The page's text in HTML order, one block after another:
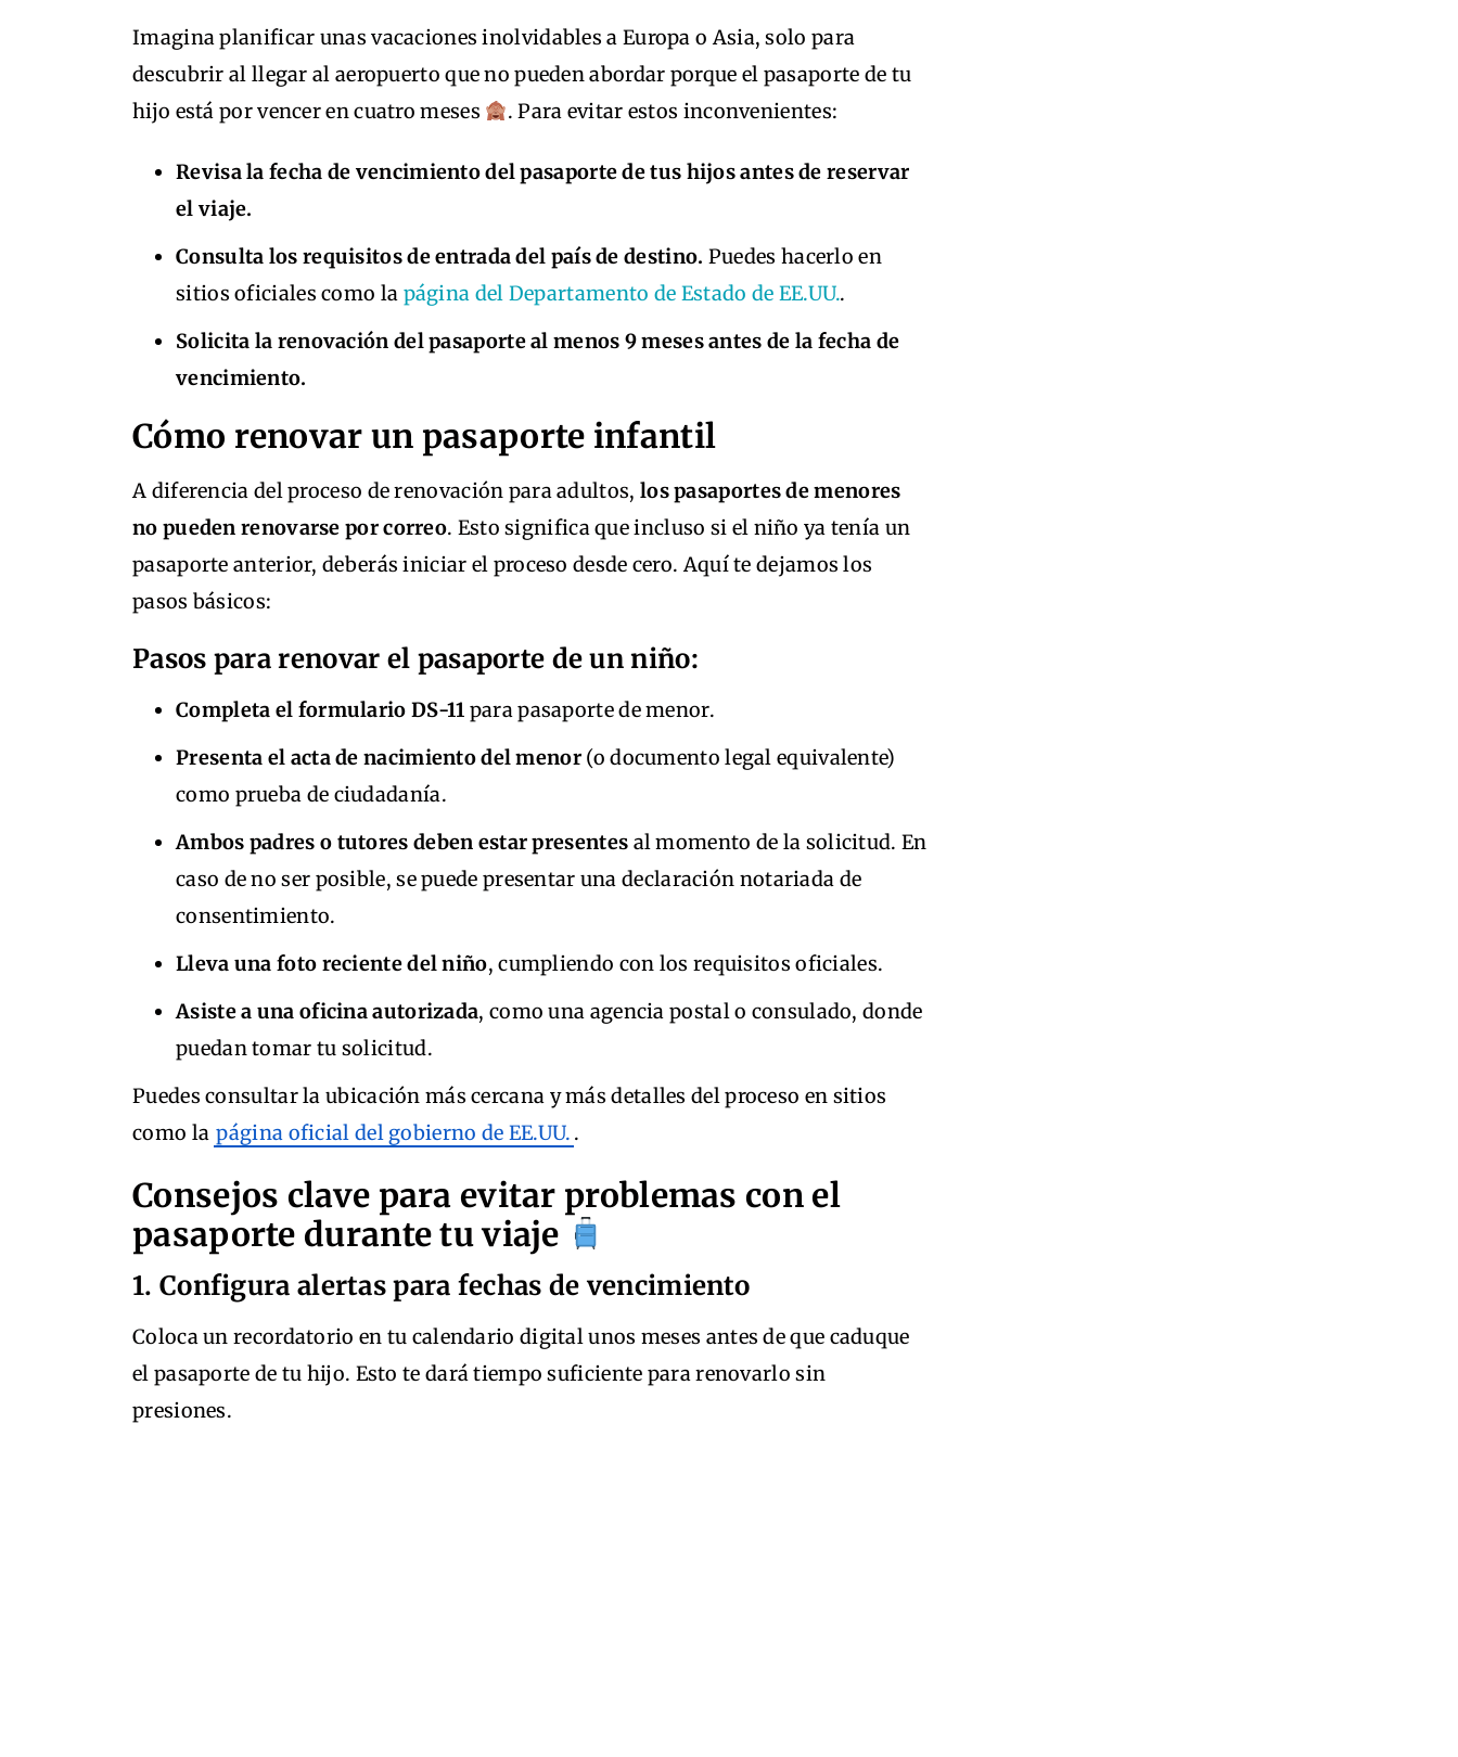
Imagina planificar unas vacaciones inolvidables a Europa o Asia, solo para
descubrir al llegar al aeropuerto que no pueden abordar porque el pasaporte de tu
hijo está por vencer en cuatro meses
. Para evitar estos inconvenientes:
Revisa la fecha de vencimiento del pasaporte de tus hijos antes de reservar
el viaje.
Consulta los requisitos de entrada del país de destino. Puedes hacerlo en
sitios oficiales como la página del Departamento de Estado de EE.UU..
Solicita la renovación del pasaporte al menos 9 meses antes de la fecha de
vencimiento.
Cómo renovar un pasaporte infantil
A diferencia del proceso de renovación para adultos, los pasaportes de menores
no pueden renovarse por correo. Esto significa que incluso si el niño ya tenía un
pasaporte anterior, deberás iniciar el proceso desde cero. Aquí te dejamos los
pasos básicos:
Pasos para renovar el pasaporte de un niño:
Completa el formulario DS-11 para pasaporte de menor.
Presenta el acta de nacimiento del menor (o documento legal equivalente)
como prueba de ciudadanía.
Ambos padres o tutores deben estar presentes al momento de la solicitud. En
caso de no ser posible, se puede presentar una declaración notariada de
consentimiento.
Lleva una foto reciente del niño, cumpliendo con los requisitos oficiales.
Asiste a una oficina autorizada, como una agencia postal o consulado, donde
puedan tomar tu solicitud.
Puedes consultar la ubicación más cercana y más detalles del proceso en sitios
como la página oficial del gobierno de EE.UU. .
Consejos clave para evitar problemas con el
pasaporte durante tu viaje
1. Configura alertas para fechas de vencimiento
Coloca un recordatorio en tu calendario digital unos meses antes de que caduque
el pasaporte de tu hijo. Esto te dará tiempo suficiente para renovarlo sin
presiones.